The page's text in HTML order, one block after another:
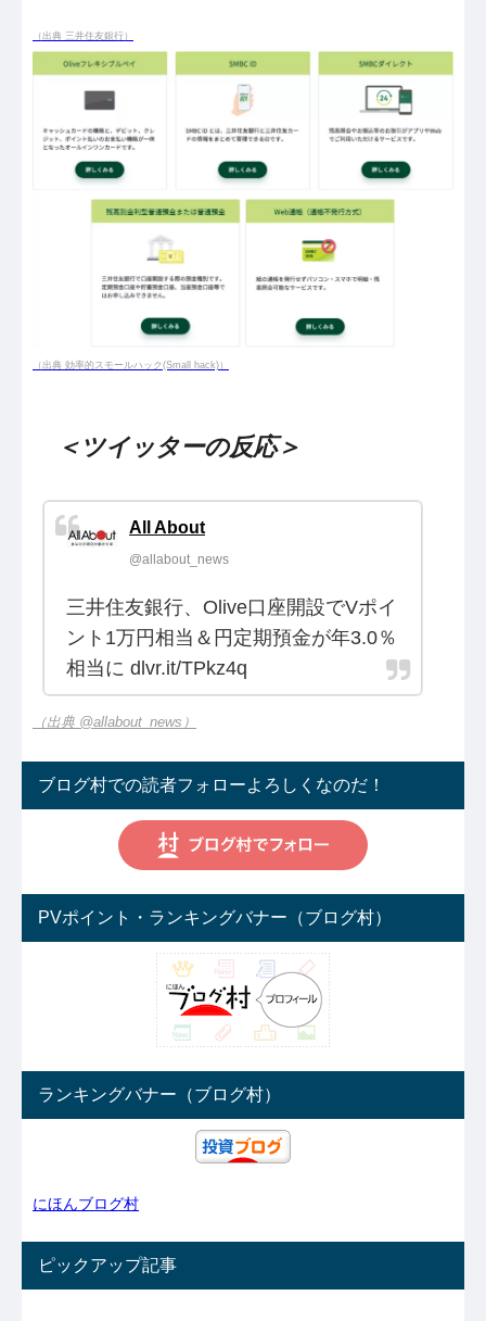
（出典 三井住友銀行）
（出典 効率的スモールハック(Small hack)）
＜ツイッターの反応＞
All About
@allabout_news
三井住友銀行、Olive口座開設でVポイ
ント1万円相当＆円定期預金が年3.0％
相当に dlvr.it/TPkz4q
（出典 @allabout_news）
ブログ村での読者フォローよろしくなのだ！
PVポイント・ランキングバナー（ブログ村）
ランキングバナー（ブログ村）
にほんブログ村
ピックアップ記事